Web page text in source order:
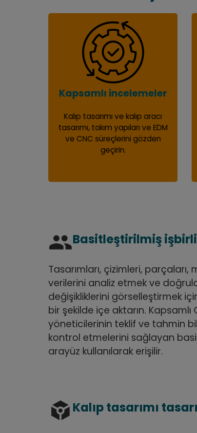
Kapsamlı incelemeler
Kalıp tasarımı ve kalıp aracı
tasarımı, takım yapıları ve EDM
ve CNC süreçlerini gözden
geçirin.
groupBasitleştirilmiş
Tasarımları, çizimleri,
verilerini analiz etmek ve
değişikliklerini görselleştirmek
bir şekilde içe aktarın.
yöneticilerinin teklif ve tahmin
kontrol etmelerini sağlayan
arayüz kullanılarak erişilir.
token Kalıp tasarımı